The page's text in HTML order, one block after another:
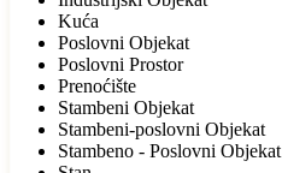
Kuća
Poslovni Objekat
Poslovni Prostor
Prenoćište
Stambeni Objekat
Stambeni-poslovni Objekat
Stambeno - Poslovni Objekat